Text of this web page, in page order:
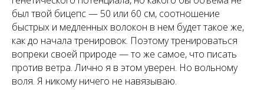
был твой бицепс — 50 или 60 см, соотношение
быстрых и медленных волокон в нем будет такое же,
как до начала тренировок. Поэтому тренироваться
вопреки своей природе — то же самое, что писать
против ветра. Лично я в этом уверен. Но вольному
воля. Я никому ничего не навязываю.